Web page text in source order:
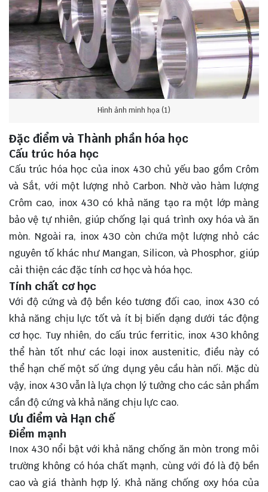
Hình ảnh minh họa (1)
Đặc điểm và Thành phần hóa học
Cấu trúc hóa học
Cấu trúc hóa học của inox 430 chủ yếu bao gồm Crôm
và Sắt, với một lượng nhỏ Carbon. Nhờ vào hàm lượng
Crôm cao, inox 430 có khả năng tạo ra một lớp màng
bảo vệ tự nhiên, giúp chống lại quá trình oxy hóa và ăn
mòn. Ngoài ra, inox 430 còn chứa một lượng nhỏ các
nguyên tố khác như Mangan, Silicon, và Phosphor, giúp
cải thiện các đặc tính cơ học và hóa học.
Tính chất cơ học
Với độ cứng và độ bền kéo tương đối cao, inox 430 có
khả năng chịu lực tốt và ít bị biến dạng dưới tác động
cơ học. Tuy nhiên, do cấu trúc ferritic, inox 430 không
thể hàn tốt như các loại inox austenitic, điều này có
thể hạn chế một số ứng dụng yêu cầu hàn nối. Mặc dù
vậy, inox 430 vẫn là lựa chọn lý tưởng cho các sản phẩm
cần độ cứng và khả năng chịu lực cao.
Ưu điểm và Hạn chế
Điểm mạnh
Inox 430 nổi bật với khả năng chống ăn mòn trong môi
trường không có hóa chất mạnh, cùng với đó là độ bền
cao và giá thành hợp lý. Khả năng chống oxy hóa của